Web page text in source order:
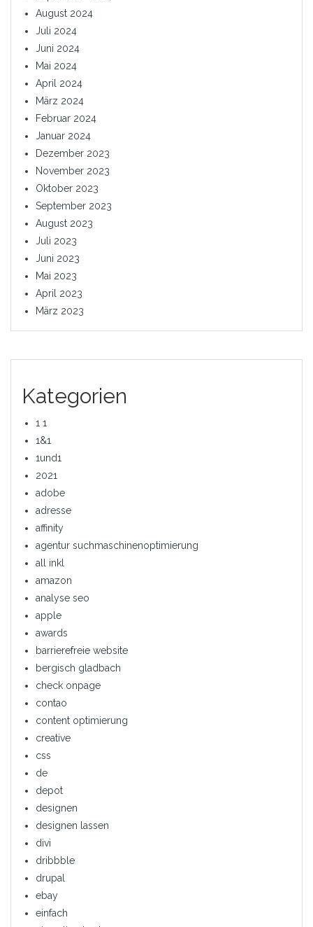
August 2024
Juli 2024
Juni 2024
Mai 2024
April 2024
März 2024
Februar 2024
Januar 2024
Dezember 2023
November 2023
Oktober 2023
September 2023
August 2023
Juli 2023
Juni 2023
Mai 2023
April 2023
März 2023
Kategorien
1 1
1&1
1und1
2021
adobe
adresse
affinity
agentur suchmaschinenoptimierung
all inkl
amazon
analyse seo
apple
awards
barrierefreie website
bergisch gladbach
check onpage
contao
content optimierung
creative
css
de
depot
designen
designen lassen
divi
dribbble
drupal
ebay
einfach